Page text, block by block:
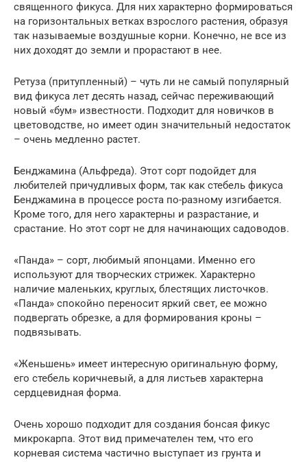
священного фикуса. Для них характерно формироваться
на горизонтальных ветках взрослого растения, образуя
так называемые воздушные корни. Конечно, не все из
них доходят до земли и прорастают в нее.
Ретуза (притупленный) – чуть ли не самый популярный
вид фикуса лет десять назад, сейчас переживающий
новый «бум» известности. Подходит для новичков в
цветоводстве, но имеет один значительный недостаток
– очень медленно растет.
Бенджамина (Альфреда). Этот сорт подойдет для
любителей причудливых форм, так как стебель фикуса
Бенджамина в процессе роста по-разному изгибается.
Кроме того, для него характерны и разрастание, и
срастание. Но этот сорт не для начинающих садоводов.
«Панда» – сорт, любимый японцами. Именно его
используют для творческих стрижек. Характерно
наличие маленьких, круглых, блестящих листочков.
«Панда» спокойно переносит яркий свет, ее можно
подвергать обрезке, а для формирования кроны –
подвязывать.
«Женьшень» имеет интересную оригинальную форму,
его стебель коричневый, а для листьев характерна
сердцевидная форма.
Очень хорошо подходит для создания бонсая фикус
микрокарпа. Этот вид примечателен тем, что его
корневая система частично выступает из грунта и